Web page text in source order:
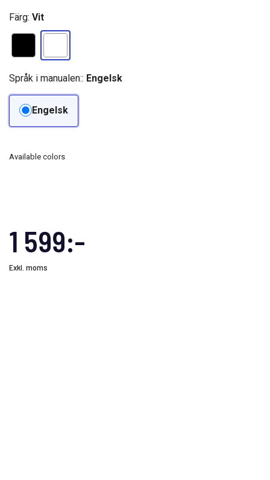
1 599:-
Exkl. moms
Färg: Vit
Språk i manualen:: Engelsk
Engelsk
Available colors